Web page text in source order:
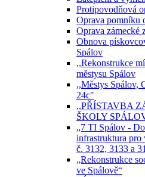
Protipovodňová
Oprava pomníku
Oprava zámecké
Obnova
Spálov
,,Rekonstrukce
městysu Spálov
,,Městys Spálov,
24c"
,,PŘÍSTAVBA
ŠKOLY
„7 TI Spálov -
infrastruktura pro
č. 3132, 3133 a
„Rekonstrukce
ve Spálově“